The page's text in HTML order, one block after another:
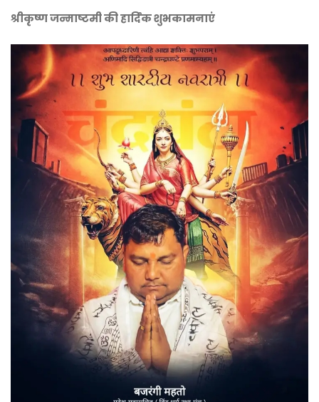
श्रीकृष्ण जन्माष्टमी की हार्दिक शुभकामनाएं